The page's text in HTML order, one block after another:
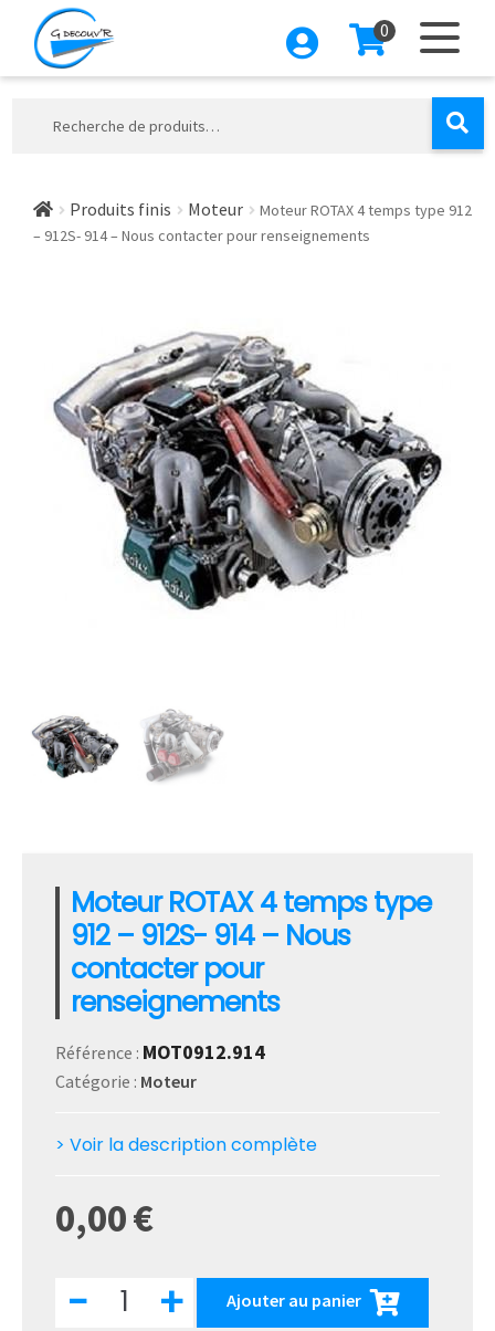
Aller
à
navigation
Aller
au
0
Produits finis Moteur
Moteur ROTAX 4 temps type 912
– 912S- 914 – Nous contacter pour renseignements
Moteur ROTAX 4 temps type
912 – 912S- 914 – Nous
contacter pour
renseignements
Référence : MOT0912.914
Catégorie : Moteur
> Voir la description complète
0,00€
-
quantité + Ajouter au panier